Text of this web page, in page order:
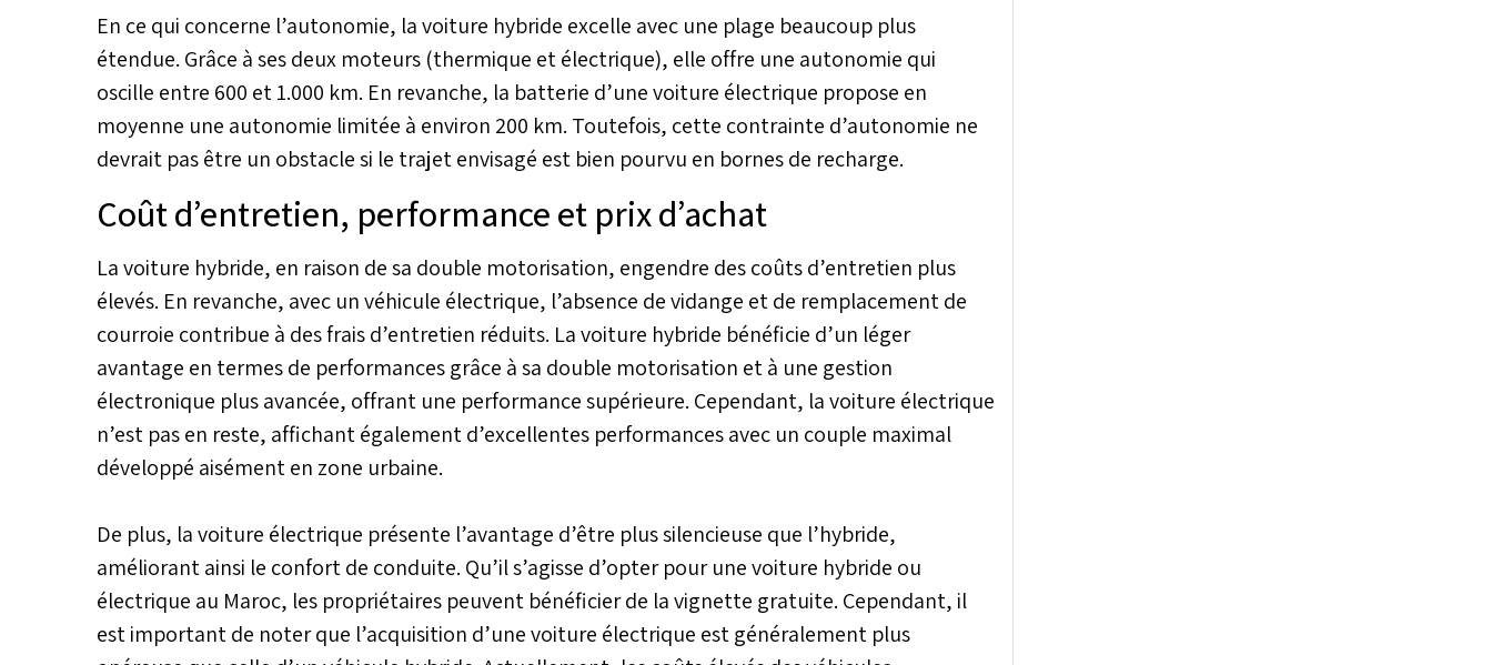
En ce qui concerne l’autonomie, la voiture hybride excelle avec une plage beaucoup plus
étendue. Grâce à ses deux moteurs (thermique et électrique), elle offre une autonomie qui
oscille entre 600 et 1.000 km. En revanche, la batterie d’une voiture électrique propose en
moyenne une autonomie limitée à environ 200 km. Toutefois, cette contrainte d’autonomie ne
devrait pas être un obstacle si le trajet envisagé est bien pourvu en bornes de recharge.
Coût d’entretien, performance et prix d’achat
La voiture hybride, en raison de sa double motorisation, engendre des coûts d’entretien plus
élevés. En revanche, avec un véhicule électrique, l’absence de vidange et de remplacement de
courroie contribue à des frais d’entretien réduits. La voiture hybride bénéficie d’un léger
avantage en termes de performances grâce à sa double motorisation et à une gestion
électronique plus avancée, offrant une performance supérieure. Cependant, la voiture électrique
n’est pas en reste, affichant également d’excellentes performances avec un couple maximal
développé aisément en zone urbaine.
De plus, la voiture électrique présente l’avantage d’être plus silencieuse que l’hybride,
améliorant ainsi le confort de conduite. Qu’il s’agisse d’opter pour une voiture hybride ou
électrique au Maroc, les propriétaires peuvent bénéficier de la vignette gratuite. Cependant, il
est important de noter que l’acquisition d’une voiture électrique est généralement plus